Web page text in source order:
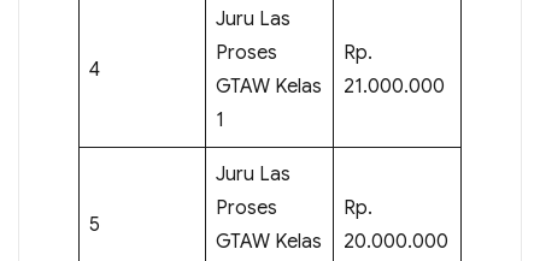
4
Juru Las
Proses
GTAW Kelas
1
Rp.
21.000.000
5
Juru Las
Proses
GTAW Kelas
Rp.
20.000.000